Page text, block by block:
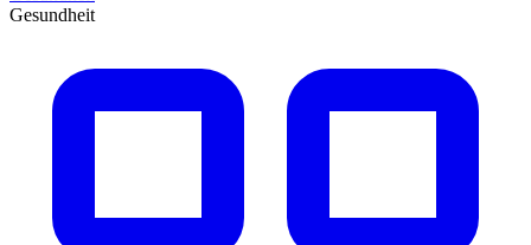
Gesundheit